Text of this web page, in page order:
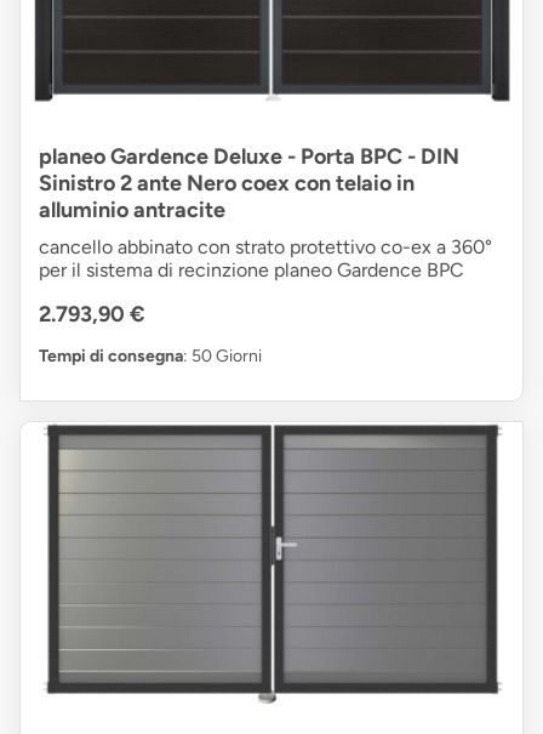
planeo Gardence Deluxe - Porta BPC - DIN
Sinistro 2 ante Nero coex con telaio in
alluminio antracite
cancello abbinato con strato protettivo co-ex a 360°
per il sistema di recinzione planeo Gardence BPC
2.793,90 €
Tempi di consegna: 50 Giorni